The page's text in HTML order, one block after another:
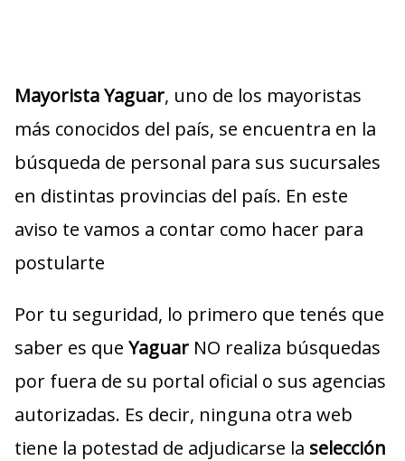
Mayorista Yaguar, uno de los mayoristas
más conocidos del país, se encuentra en la
búsqueda de personal para sus sucursales
en distintas provincias del país. En este
aviso te vamos a contar como hacer para
postularte
Por tu seguridad, lo primero que tenés que
saber es que Yaguar NO realiza búsquedas
por fuera de su portal oficial o sus agencias
autorizadas. Es decir, ninguna otra web
tiene la potestad de adjudicarse la selección